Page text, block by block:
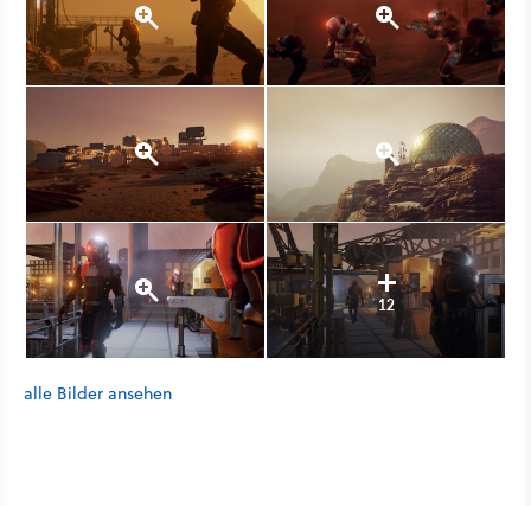
12
alle Bilder ansehen